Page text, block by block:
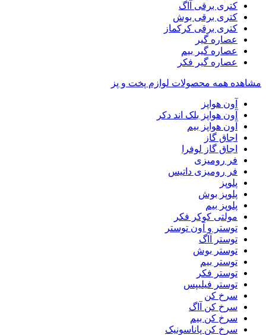
کتری برقی آاگ
کتری برقی بوش
کتری برقی کرکماز
عصاره گیر
عصاره گیر بیم
عصاره گیر فکر
مشاهده همه محصولات لوازم پخت و پز
آون هواپز
آون هواپز بلک اند دکر
آون هواپز بیم
اجاق گاز
اجاق گاز لوفرا
فر رومیزی
فر رومیزی داتیس
پلوپز
پلوپز بوش
پلوپز بیم
مولتی کوکر فکر
توستر و آون توستر
توستر آاگ
توستر بوش
توستر بیم
توستر فکر
توستر فیلیپس
سرخ کن
سرخ کن آاگ
سرخ کن بیم
سرخ کن پاناسونیک